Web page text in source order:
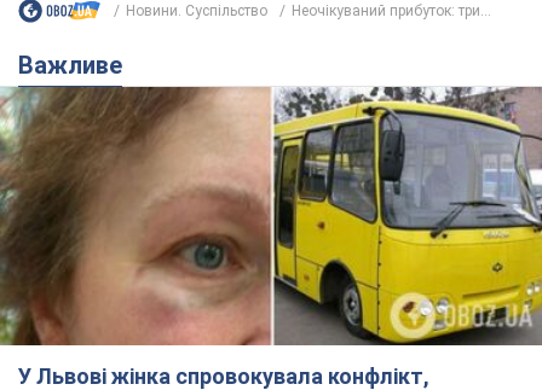
Новини. Суспільство Неочікуваний прибуток: три...
Важливе
У Львові жінка спровокувала конфлікт,